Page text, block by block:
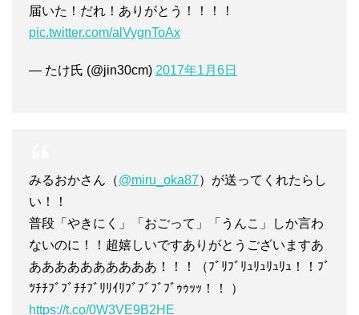
届いた！だれ！ありがとう！！！！
pic.twitter.com/alVygnToAx
— たけ氏 (@jin30cm) 2017年1月6日
みるおかさん（@miru_oka87）が送ってくれたらし
い！！
普段「やきにく」「おごって」「うんこ」しか言わ
ないのに！！超嬉しいですありがとうございますあ
ああああああああああ！！！（ﾌﾞﾘﾌﾞﾘｭﾘｭﾘｭﾘｭ！！ﾌﾞ
ﾂﾁﾁﾌﾞﾌﾞﾁﾁﾌﾞﾘﾘｲﾘﾌﾞﾌﾞﾌﾞﾌﾞｩｩｯｯ！！ ）
https://t.co/0W3VE9B2HE